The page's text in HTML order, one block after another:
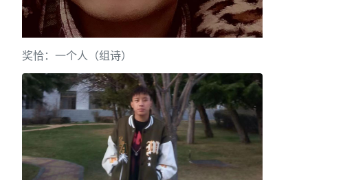
奖恰：一个人（组诗）